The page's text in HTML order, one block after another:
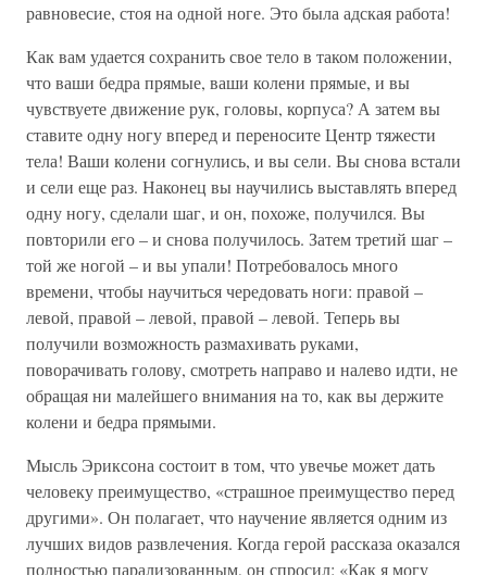
равновесие, стоя на одной ноге. Это была адская работа!
Как вам удается сохранить свое тело в таком положении,
что ваши бедра прямые, ваши колени прямые, и вы
чувствуете движение рук, головы, корпуса? А затем вы
ставите одну ногу вперед и переносите Центр тяжести
тела! Ваши колени согнулись, и вы сели. Вы снова встали
и сели еще раз. Наконец вы научились выставлять вперед
одну ногу, сделали шаг, и он, похоже, получился. Вы
повторили его – и снова получилось. Затем третий шаг –
той же ногой – и вы упали! Потребовалось много
времени, чтобы научиться чередовать ноги: правой –
левой, правой – левой, правой – левой. Теперь вы
получили возможность размахивать руками,
поворачивать голову, смотреть направо и налево идти, не
обращая ни малейшего внимания на то, как вы держите
колени и бедра прямыми.
Мысль Эриксона состоит в том, что увечье может дать
человеку преимущество, «страшное преимущество перед
другими». Он полагает, что научение является одним из
лучших видов развлечения. Когда герой рассказа оказался
полностью парализованным, он спросил: «Как я могу